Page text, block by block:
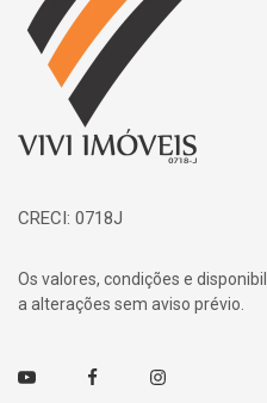
CRECI: 0718J
Os valores, condições e
a alterações sem aviso prévio.
Youtube FacebookInstagram